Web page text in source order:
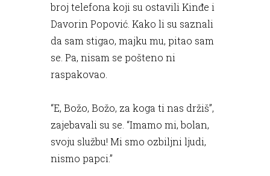
broj telefona koji su ostavili Kinđe i
Davorin Popović. Kako li su saznali
da sam stigao, majku mu, pitao sam
se. Pa, nisam se pošteno ni
raspakovao.
“E, Božo, Božo, za koga ti nas držiš”,
zajebavali su se. “Imamo mi, bolan,
svoju službu! Mi smo ozbiljni ljudi,
nismo papci.”